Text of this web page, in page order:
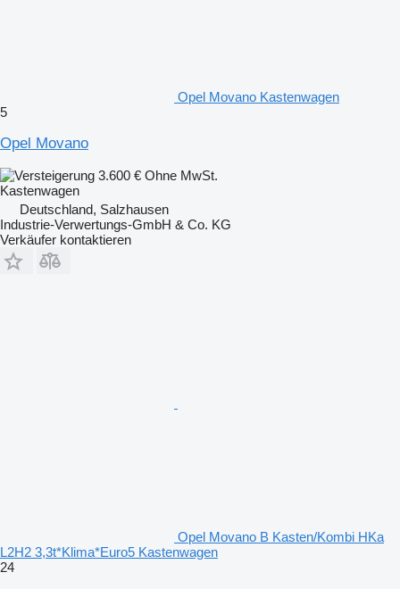
Opel Movano Kastenwagen
5
Opel Movano
3.600 € Ohne MwSt.
Kastenwagen
Deutschland, Salzhausen
Industrie-Verwertungs-GmbH & Co. KG
Verkäufer kontaktieren
Opel Movano B Kasten/Kombi HKa
L2H2 3,3t*Klima*Euro5 Kastenwagen
24